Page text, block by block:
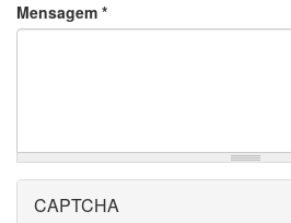
Mensagem *
CAPTCHA